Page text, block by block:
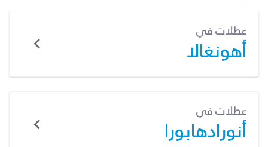
عطلات في
أهونغالا
عطلات في
أنورادهابورا